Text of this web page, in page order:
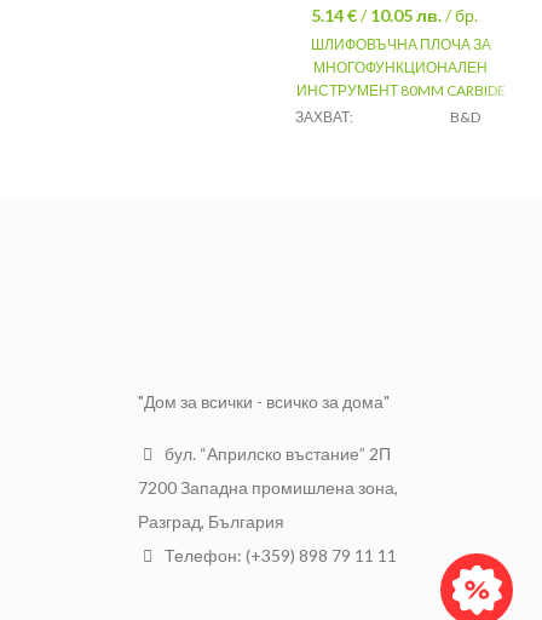
5.14 €/10.05лв./ бр.
ШЛИФОВЪЧНА ПЛОЧА ЗА
МНОГОФУНКЦИОНАЛЕН
ИНСТРУМЕНТ 80MM CARBIDE
ЗАХВАТ:
B&D
"Дом за всички - всичко за дома"
бул. “Априлско въстание” 2П
7200 Западна промишлена зона,
Разград, България
Телефон: (+359) 898 79 11 11